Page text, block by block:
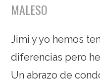
MALESO
Jimi y yo hemos
diferencias pero
Un abrazo de